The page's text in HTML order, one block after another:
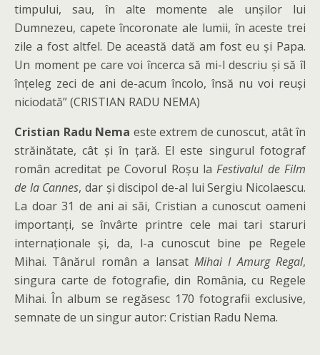
timpului, sau, în alte momente ale unșilor lui
Dumnezeu, capete încoronate ale lumii, în aceste trei
zile a fost altfel. De această dată am fost eu și Papa.
Un moment pe care voi încerca să mi-l descriu și să îl
înțeleg zeci de ani de-acum încolo, însă nu voi reuși
niciodată” (CRISTIAN RADU NEMA)
Cristian Radu Nema este extrem de cunoscut, atât în
străinătate, cât și în țară. El este singurul fotograf
român acreditat pe Covorul Roșu laFestivalul de Film
de la Cannes, dar și discipol de-al lui Sergiu Nicolaescu.
La doar 31 de ani ai săi, Cristian a cunoscut oameni
importanți, se învârte printre cele mai tari staruri
internaționale și, da, l-a cunoscut bine pe Regele
Mihai. Tânărul român a lansat Mihai I Amurg Regal,
singura carte de fotografie, din România, cu Regele
Mihai. În album se regăsesc 170 fotografii exclusive,
semnate de un singur autor: Cristian Radu Nema.